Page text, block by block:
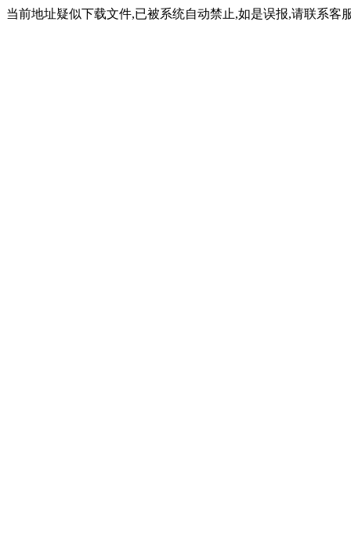
当前地址疑似下载文件,已被系统自动禁止,如是误报,请联系客